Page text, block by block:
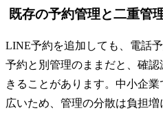
既存の予約管理と二重管
LINE予約を追加しても、電話
予約と別管理のままだと、確
きることがあります。中小企
広いため、管理の分散は負担増